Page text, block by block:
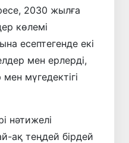
2030 жылға
көлемі
есептегенде екі
мен ерлерді,
мүгедектігі
нәтижелі
ақ теңдей бірдей